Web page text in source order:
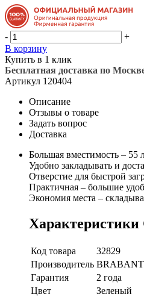
-
+
В корзину
Купить в 1 клик
Бесплатная доставка по
Артикул 120404
Описание
Отзывы о товаре
Задать вопрос
Доставка
Большая вместимость – 55
Удобно закладывать и
Отверстие для быстрой
Практичная – большие
Экономия места –
Код товара
32829
Производитель
Гарантия
2 года
Цвет
Зеленый